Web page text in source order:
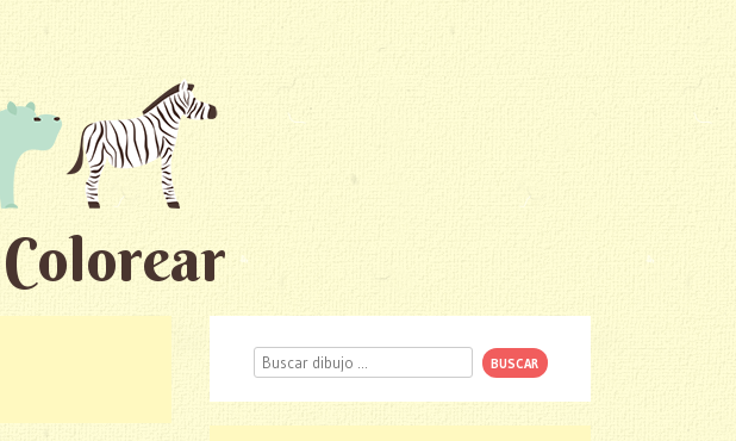
Buscar